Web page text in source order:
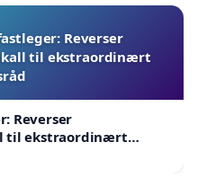
Reverser
til ekstraordinært
Reverser
til ekstraordinært